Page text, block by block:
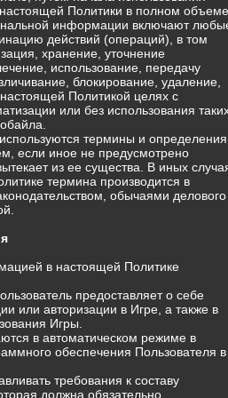
Политики в полном
информации включают
действий (операций), в том
хранение, уточнение
использование, передачу
блокирование, удаление,
Политикой целях с
или без использования
термины и
если иное не предусмотрено
из ее существа. В иных
термина производится в
обычаями делового
в настоящей Политике
предоставляет о себе
или авторизации в Игре, а также в
Игры.
в автоматическом режиме в
обеспечения Пользователя в
требования к составу
должна обязательно